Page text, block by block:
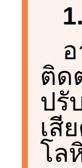
ติด
ปรั
เสี
โล